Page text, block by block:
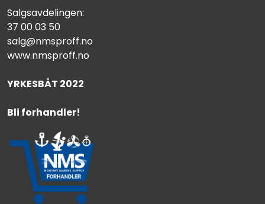
Salgsavdelingen:
37 00 03 50
salg@nmsproff.no
www.nmsproff.no
YRKESBÅT 2022
Bli forhandler!